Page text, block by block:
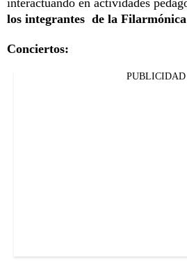
los integrantes de la
Conciertos:
PUBLICIDAD